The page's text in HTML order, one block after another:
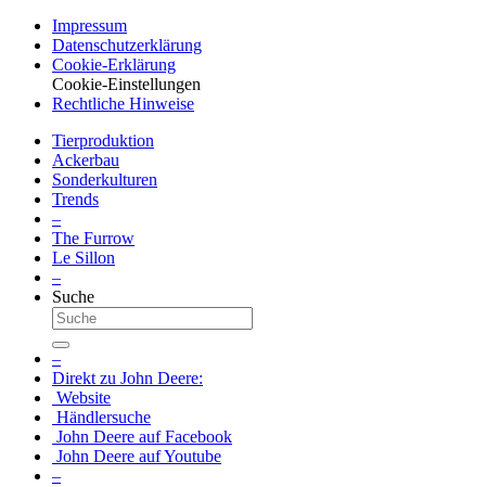
Impressum
Datenschutz­erklärung
Cookie-Erklä­rung
Cookie-Einstellungen
Recht­liche Hinweise
Tier­pro­duk­tion
Ackerbau
Sonder­kul­turen
Trends
–
The Furrow
Le Sillon
–
Suche
–
Direkt zu John Deere:
Website
Händ­ler­suche
John Deere auf Face­book
John Deere auf Youtube
–